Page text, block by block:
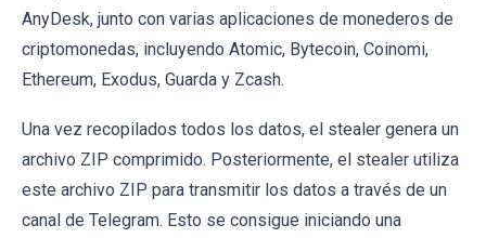
AnyDesk, junto con varias aplicaciones de monederos de
criptomonedas, incluyendo Atomic, Bytecoin, Coinomi,
Ethereum, Exodus, Guarda y Zcash.
Una vez recopilados todos los datos, el stealer genera un
archivo ZIP comprimido. Posteriormente, el stealer utiliza
este archivo ZIP para transmitir los datos a través de un
canal de Telegram. Esto se consigue iniciando una